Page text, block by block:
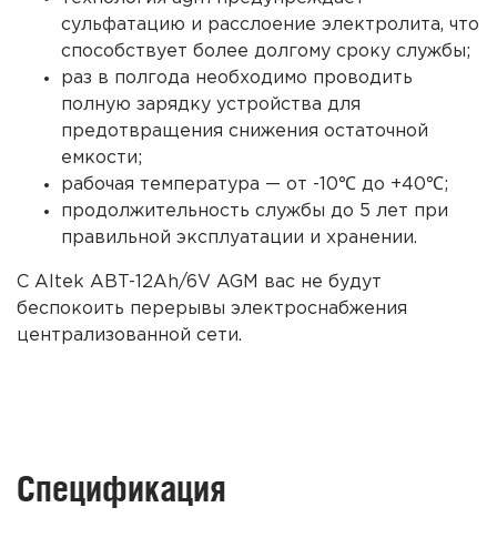
сульфатацию и расслоение электролита, что
способствует более долгому сроку службы;
раз в полгода необходимо проводить
полную зарядку устройства для
предотвращения снижения остаточной
емкости;
рабочая температура — от -10℃ до +40℃;
продолжительность службы до 5 лет при
правильной эксплуатации и хранении.
С Altek ABT-12Ah/6V AGM вас не будут
беспокоить перерывы электроснабжения
централизованной сети.
Спецификация